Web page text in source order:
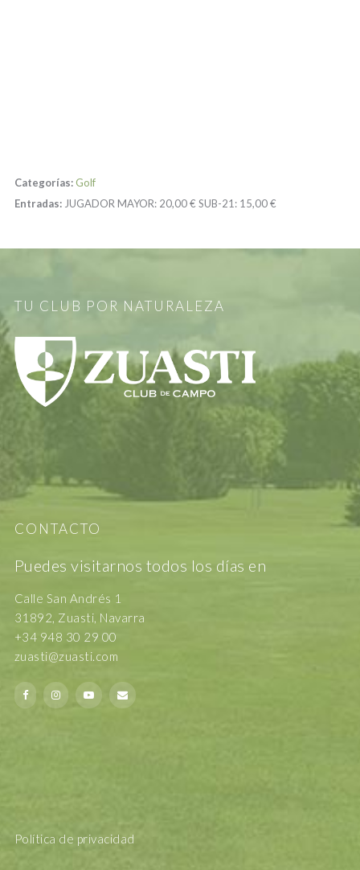
Categorías: Golf
Entradas: JUGADOR MAYOR: 20,00 € SUB-21: 15,00 €
TU CLUB POR NATURALEZA
CONTACTO
Puedes visitarnos todos los días en
Calle San Andrés 1
31892, Zuasti, Navarra
+34 948 30 29 00
zuasti@zuasti.com
Política de privacidad